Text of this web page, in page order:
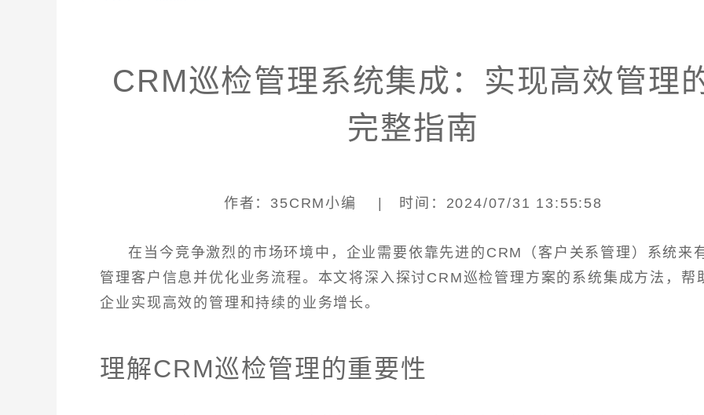
CRM巡检管理系统集成：实现高效管理
完整指南
作者：35CRM小编 | 时间：2024/07/31 13:55:58
在当今竞争激烈的市场环境中，企业需要依靠先进的CRM（客户关系管理）系统来
管理客户信息并优化业务流程。本文将深入探讨CRM巡检管理方案的系统集成方法，帮
企业实现高效的管理和持续的业务增长。
理解CRM巡检管理的重要性